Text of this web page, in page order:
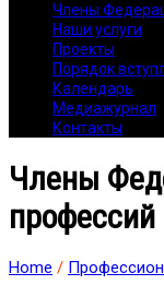
Члены
Наши услуги
Проекты
Порядок
Календарь
Медиажурнал
Контакты
Члены
профессий
Home /